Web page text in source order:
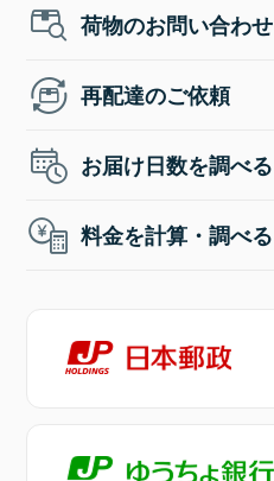
荷物のお問い合わせ
再配達のご依頼
お届け日数を調べる
料金を計算・調べる